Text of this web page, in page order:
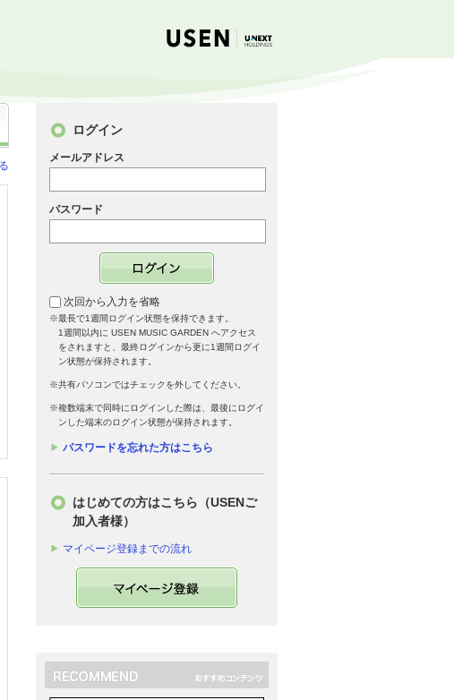
ログイン
メールアドレス
パスワード
次回から入力を省略
※最長で1週間ログイン状態を保持できます。
1週間以内に USEN MUSIC GARDEN へアクセス
をされますと、最終ログインから更に1週間ログイ
ン状態が保持されます。
※共有パソコンではチェックを外してください。
※複数端末で同時にログインした際は、最後にログイ
ンした端末のログイン状態が保持されます。
パスワードを忘れた方はこちら
はじめての方はこちら（USENご
加入者様）
マイページ登録までの流れ